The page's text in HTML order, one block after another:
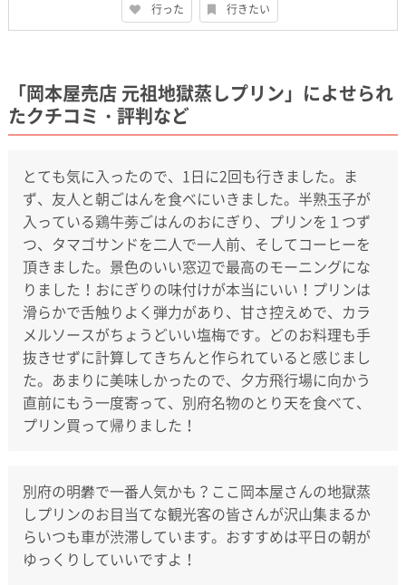
行った 行きたい
「岡本屋売店 元祖地獄蒸しプリン」によせられ
たクチコミ・評判など
とても気に入ったので、1日に2回も行きました。ま
ず、友人と朝ごはんを食べにいきました。半熟玉子が
入っている鶏牛蒡ごはんのおにぎり、プリンを１つず
つ、タマゴサンドを二人で一人前、そしてコーヒーを
頂きました。景色のいい窓辺で最高のモーニングにな
りました！おにぎりの味付けが本当にいい！プリンは
滑らかで舌触りよく弾力があり、甘さ控えめで、カラ
メルソースがちょうどいい塩梅です。どのお料理も手
抜きせずに計算してきちんと作られていると感じまし
た。あまりに美味しかったので、夕方飛行場に向かう
直前にもう一度寄って、別府名物のとり天を食べて、
プリン買って帰りました！
別府の明礬で一番人気かも？ここ岡本屋さんの地獄蒸
しプリンのお目当てな観光客の皆さんが沢山集まるか
らいつも車が渋滞しています。おすすめは平日の朝が
ゆっくりしていいですよ！